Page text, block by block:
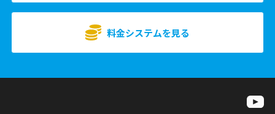
料金システムを見る